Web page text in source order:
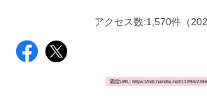
アクセス数:1,570件 （
固定URL: https://hdl.handle.net/11094/2356